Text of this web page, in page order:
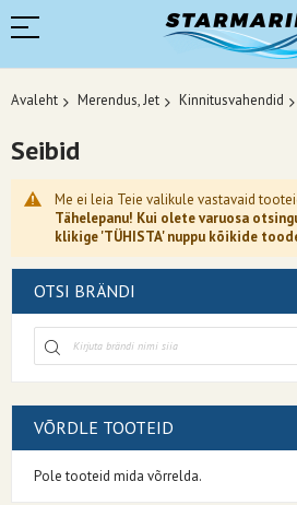
Avaleht Merendus, Jet Kinnitusvahendid
Seibid
Me ei leia Teie valikule vastavaid
Tähelepanu! Kui olete varuosa
klikige 'TÜHISTA' nuppu kõikide
OTSI BRÄNDI
VÕRDLE TOOTEID
Pole tooteid mida võrrelda.